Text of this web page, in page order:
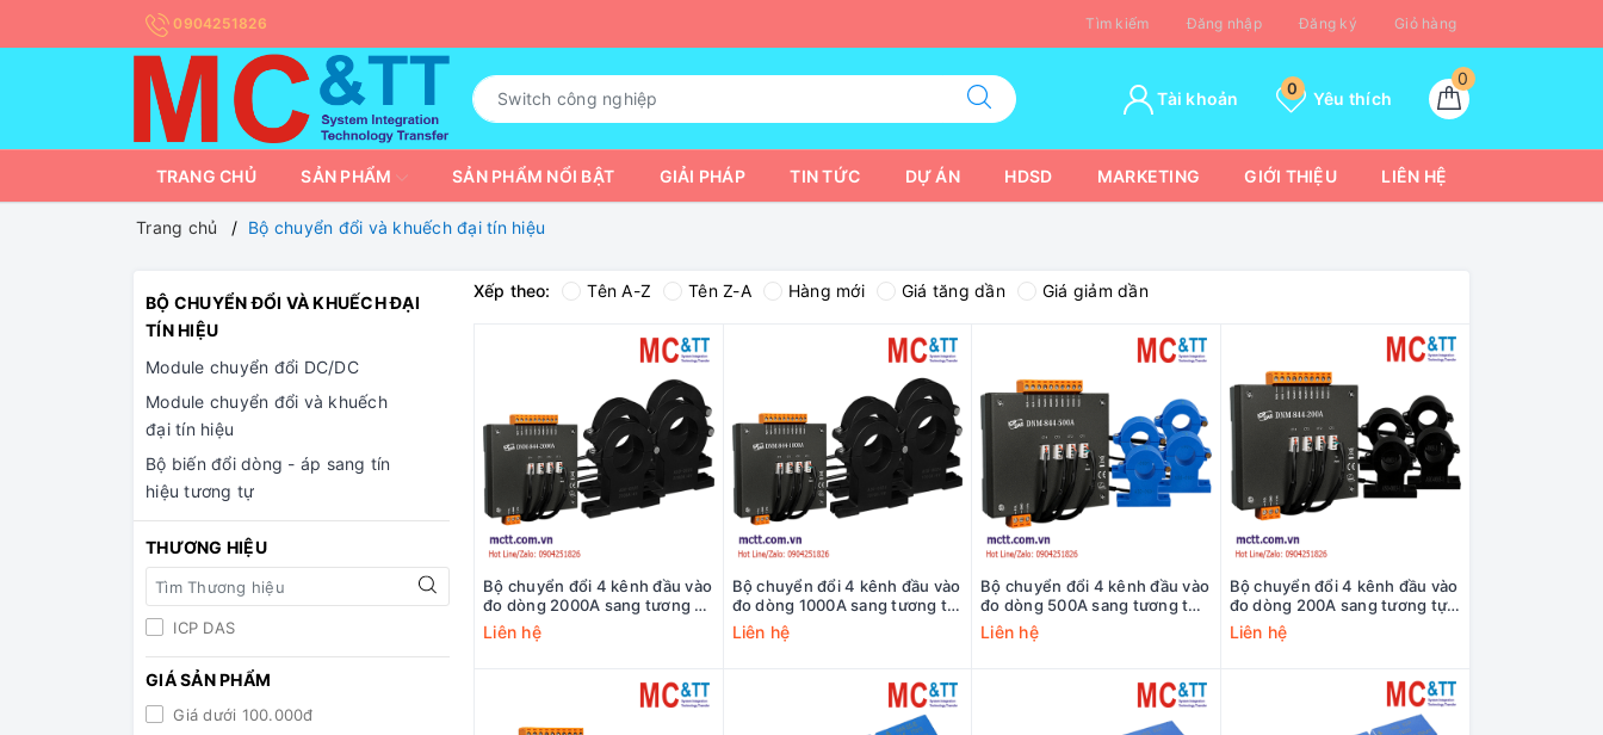
0904251826 Tìm kiếm Đăng nhập Đăng ký Giỏ hàng
0
Yêu thích
0
Tài khoản
TRANG CHỦ SẢN PHẨM SẢN PHẨM NỔI BẬT GIẢI PHÁP TIN TỨC DỰ ÁN HDSD MARKETING GIỚI THIỆU LIÊN HỆ
Trang chủ Bộ chuyển đổi và khuếch đại tín hiệu
BỘ CHUYỂN ĐỔI VÀ KHUẾCH ĐẠI
TÍN HIỆU
Module chuyển đổi DC/DC
Module chuyển đổi và khuếch
đại tín hiệu
Bộ biến đổi dòng - áp sang tín
hiệu tương tự
THƯƠNG HIỆU
ICP DAS
GIÁ SẢN PHẨM
Giá dưới 100.000đ
Xếp theo: Tên A-Z Tên Z-A Hàng mới Giá tăng dần Giá giảm dần
Bộ chuyển đổi 4 kênh đầu vào
đo dòng 2000A sang tương tự
ICP DAS DNM-844-2000A CR
Liên hệ
Bộ chuyển đổi 4 kênh đầu vào
đo dòng 1000A sang tương tự
ICP DAS DNM-844-1000A CR
Liên hệ
Bộ chuyển đổi 4 kênh đầu vào
đo dòng 500A sang tương tự
ICP DAS DNM-844-500A CR
Liên hệ
Bộ chuyển đổi 4 kênh đầu vào
đo dòng 200A sang tương tự
ICP DAS DNM-844-200A CR
Liên hệ